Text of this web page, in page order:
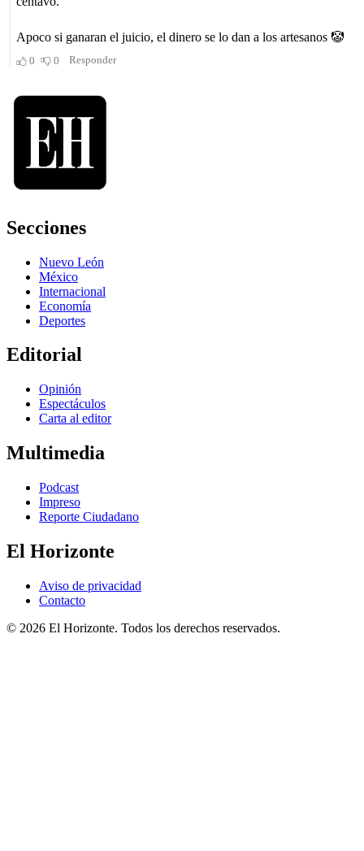
Secciones
Nuevo León
México
Internacional
Economía
Deportes
Editorial
Opinión
Espectáculos
Carta al editor
Multimedia
Podcast
Impreso
Reporte Ciudadano
El Horizonte
Aviso de privacidad
Contacto
© 2026 El Horizonte. Todos los derechos reservados.